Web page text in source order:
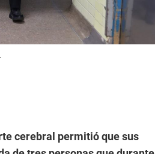
cerebral permitió que sus